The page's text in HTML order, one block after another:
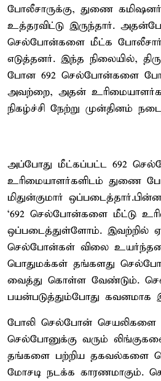
போலீசாருக்கு, துணை கமிஷனர்
உத்தரவிட்டு இருந்தார்.
செல்போன்களை மீட்க போலீசார்
எடுத்தனர். இந்த நிலையில்,
போன 692 செல்போன்களை
அவற்றை, அதன்
நிகழ்ச்சி நேற்று முன்தினம்
அப்போது மீட்கப்பட்ட 692
உரிமையாளர்களிடம் துணை
மிதுன்குமார்
‘692 செல்போன்களை மீட்டு
ஒப்படைத்துள்ளோம். இவற்றில்
செல்போன்கள் விலை
பொதுமக்கள் தங்களது
வைத்து கொள்ள வேண்டும்.
பயன்படுத்தும்போது கவனமாக
போலி செல்போன் செயலிகளை
செல்போனுக்கு வரும்
தங்களை பற்றிய தகவல்களை
மோசடி நடக்க காரணமாகும்.